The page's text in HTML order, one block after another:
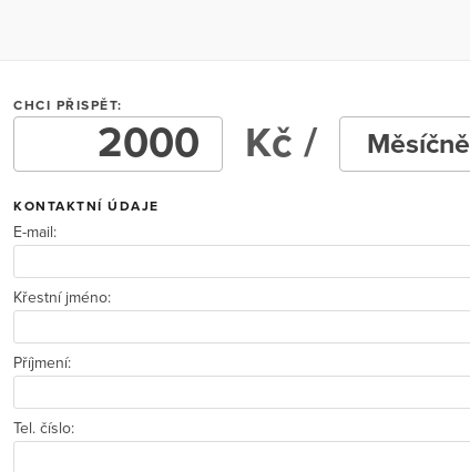
CHCI PŘISPĚT:
Kč /
KONTAKTNÍ ÚDAJE
E-mail:
Křestní jméno:
Příjmení:
Tel. číslo: